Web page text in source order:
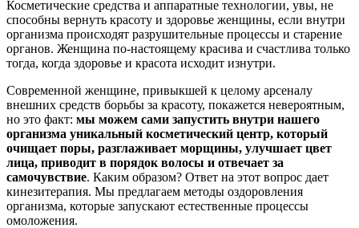
Косметические средства и аппаратные технологии, увы, не
способны вернуть красоту и здоровье женщины, если внутри
организма происходят разрушительные процессы и старение
органов. Женщина по-настоящему красива и счастлива только
тогда, когда здоровье и красота исходит изнутри.
Современной женщине, привыкшей к целому арсеналу
внешних средств борьбы за красоту, покажется невероятным,
но это факт: мы можем сами запустить внутри нашего
организма уникальный косметический центр, который
очищает поры, разглаживает морщины, улучшает цвет
лица, приводит в порядок волосы и отвечает за
самочувствие. Каким образом? Ответ на этот вопрос дает
кинезитерапия. Мы предлагаем методы оздоровления
организма, которые запускают естественные процессы
омоложения.